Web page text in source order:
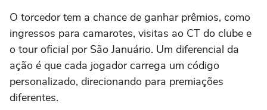
O torcedor tem a chance de ganhar prêmios, como
ingressos para camarotes, visitas ao CT do clube e
o tour oficial por São Januário. Um diferencial da
ação é que cada jogador carrega um código
personalizado, direcionando para premiações
diferentes.